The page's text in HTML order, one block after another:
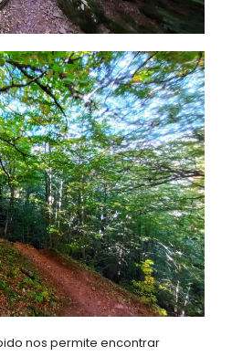
nos permite encontrar